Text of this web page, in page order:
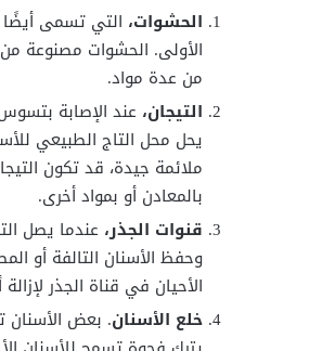
الحشوات، التي تسمى أيضًا
الأولى. الحشوات مصنوعة من
من عدة مواد.
التيجان، عند الإصابة
يحل محل التاج الطبيعي
ملائمة جيدة، قد تكون
بالمعادن أو بمواد أخرى.
قنوات الجذر، عندما يصل
وحفظ الأسنان التالفة أو
الأحيان في قناة الجذر
خلع الأسنان. بعض الأسنان